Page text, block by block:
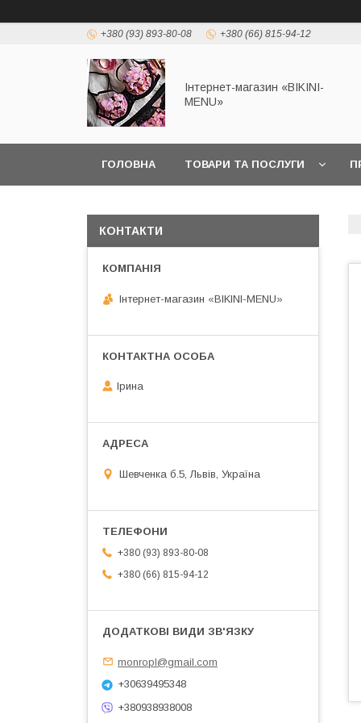
+380 (93) 893-80-08 +380 (66) 815-94-12
Інтернет-магазин «BIKINI-
MENU»
ГОЛОВНА ТОВАРИ ТА ПОСЛУГИ
КОНТАКТИ
Інтернет-магазин «BIKINI-MENU»
Ірина
Шевченка б.5, Львів, Україна
+380 (93) 893-80-08
+380 (66) 815-94-12
monropl@gmail.com
+30639495348
+380938938008